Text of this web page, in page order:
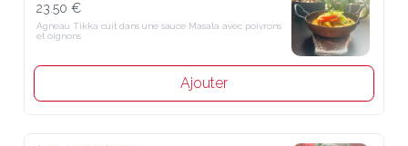
23.50 €
Agneau Tikka cuit dans une sauce Masala avec poivrons
et oignons
Ajouter